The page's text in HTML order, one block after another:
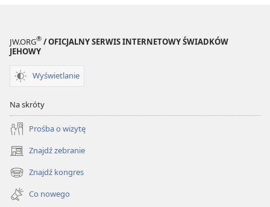
JW.ORG® / OFICJALNY SERWIS INTERNETOWY ŚWIADKÓW
JEHOWY
Wyświetlanie
Na skróty
Prośba o wizytę
Znajdź zebranie
(opens
new
window)
Znajdź kongres
(opens
new
window)
Co nowego